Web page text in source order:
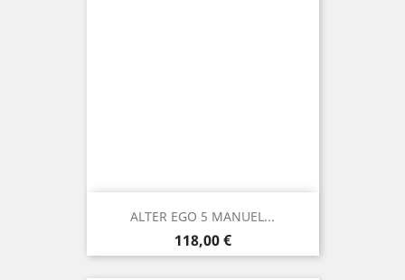
ALTER EGO 5 MANUEL...
Prezzo
118,00 €